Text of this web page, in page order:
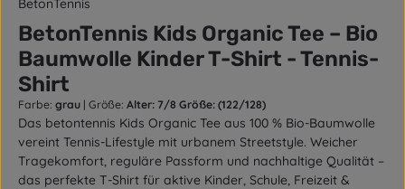
BetonTennis
BetonTennis Kids Organic Tee – Bio
Baumwolle Kinder T-Shirt - Tennis-
Shirt
Farbe: grau | Größe: Alter: 7/8 Größe: (122/128)
Das betontennis Kids Organic Tee aus 100 % Bio-Baumwolle
vereint Tennis-Lifestyle mit urbanem Streetstyle. Weicher
Tragekomfort, reguläre Passform und nachhaltige Qualität –
das perfekte T-Shirt für aktive Kinder, Schule, Freizeit &